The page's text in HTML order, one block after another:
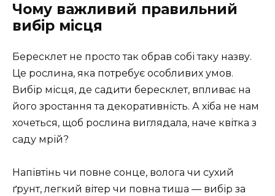
Чому важливий правильний
вибір місця
Бересклет не просто так обрав собі таку назву.
Це рослина, яка потребує особливих умов.
Вибір місця, де садити бересклет, впливає на
його зростання та декоративність. А хіба не нам
хочеться, щоб рослина виглядала, наче квітка з
саду мрій?
Напівтінь чи повне сонце, волога чи сухий
ґрунт, легкий вітер чи повна тиша — вибір за